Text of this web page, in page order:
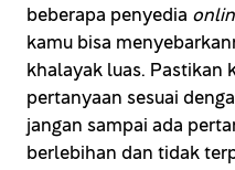
beberapa penyedia
kamu bisa
khalayak luas. Pastikan
pertanyaan sesuai
jangan sampai ada
berlebihan dan tidak